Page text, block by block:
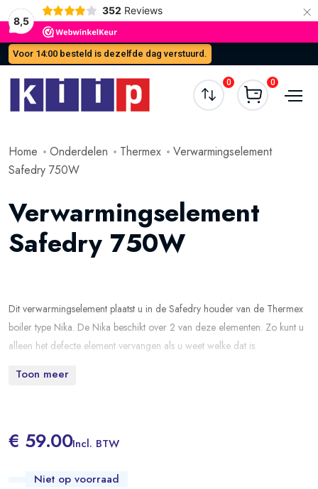
8,5
352 Reviews ×
Voor 14:00 besteld is dezelfde dag verstuurd.
0 0
Home Onderdelen Thermex
Verwarmingselement
Safedry 750W
Verwarmingselement
Safedry 750W
Dit verwarmingselement plaatst u in de Safedry houder van de Thermex
boiler type Nika. De Nika beschikt over 2 van deze elementen. Zo kunt u
alleen het defecte element vervangen als u weet welke dat is.
Toon meer
€ 59.00Incl. BTW
Niet op voorraad